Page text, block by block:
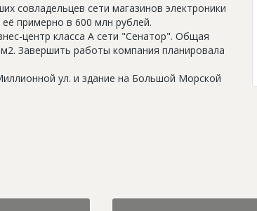
совладельцев сети магазинов электроники
примерно в 600 млн рублей.
центр класса А сети "Сенатор". Общая
Завершить работы компания планировала
ул. и здание на Большой Морской